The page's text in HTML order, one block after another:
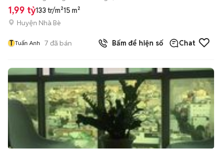
1,99 tỷ133 tr/m²15 m²
Huyện Nhà Bè
T Tuấn Anh 7 đã bán Bấm để hiện số Chat